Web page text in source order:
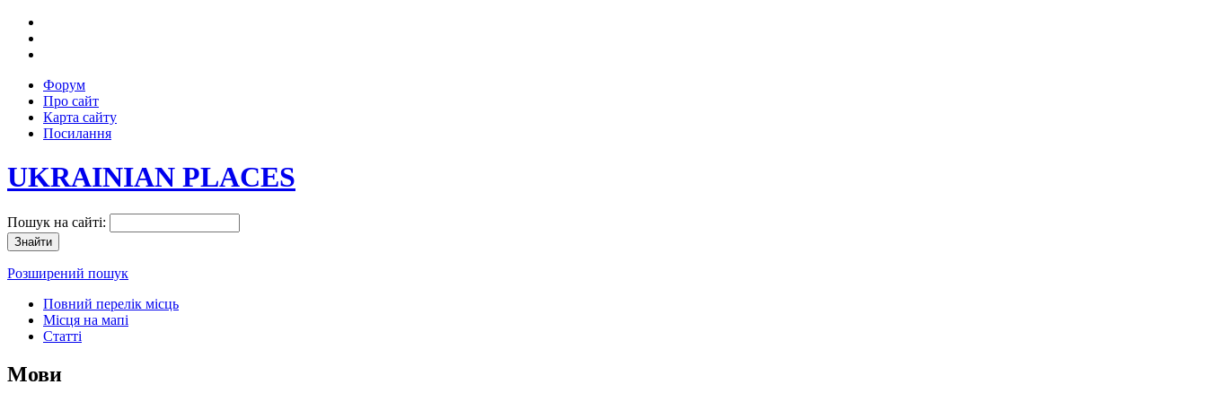
Форум
Про сайт
Карта сайту
Посилання
UKRAINIAN PLACES
Пошук на сайті:
Розширений пошук
Повний перелік місць
Місця на мапі
Статті
Мови